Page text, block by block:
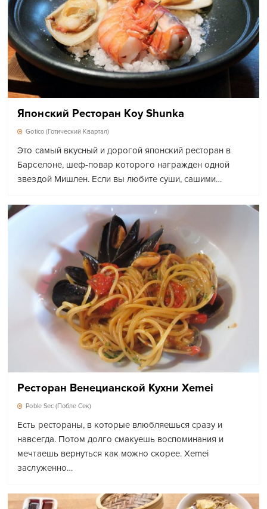
Японский Ресторан Koy Shunka
Gotico (Готический Квартал)
Это самый вкусный и дорогой японский ресторан в
Барселоне, шеф-повар которого награжден одной
звездой Мишлен. Если вы любите суши, сашими…
Ресторан Венецианской Кухни Xemei
Poble Sec (Побле Сек)
Есть рестораны, в которые влюбляешься сразу и
навсегда. Потом долго смакуешь воспоминания и
мечтаешь вернуться как можно скорее. Xemei
заслуженно…